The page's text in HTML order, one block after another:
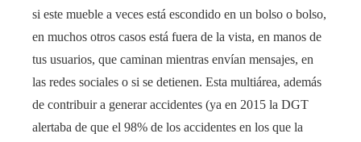
si este mueble a veces está escondido en un bolso o bolso,
en muchos otros casos está fuera de la vista, en manos de
tus usuarios, que caminan mientras envían mensajes, en
las redes sociales o si se detienen. Esta multiárea, además
de contribuir a generar accidentes (ya en 2015 la DGT
alertaba de que el 98% de los accidentes en los que la